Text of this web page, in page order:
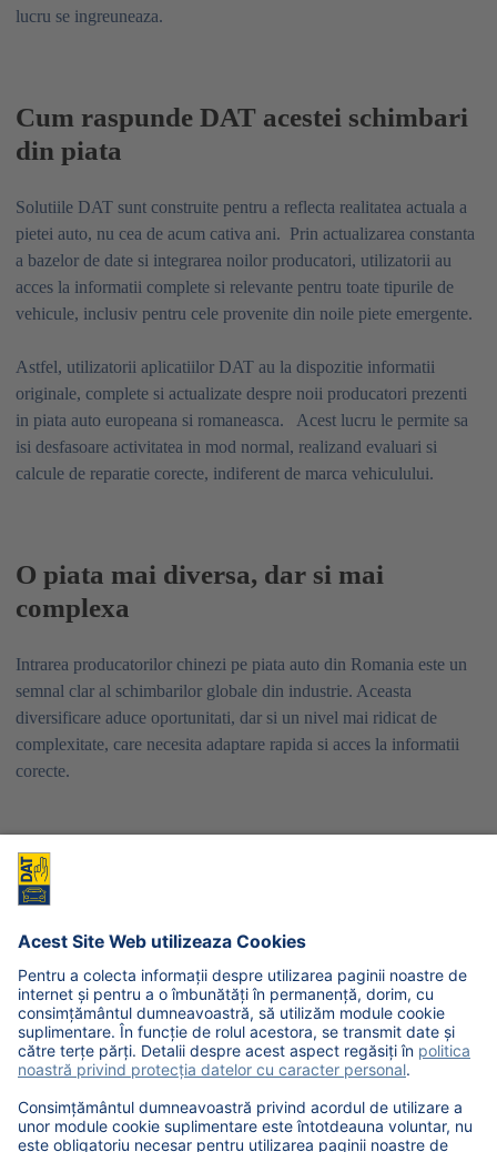
lucru se ingreuneaza.
Cum raspunde DAT acestei schimbari
din piata
Solutiile DAT sunt construite pentru a reflecta realitatea actuala a
pietei auto, nu cea de acum cativa ani. Prin actualizarea constanta
a bazelor de date si integrarea noilor producatori, utilizatorii au
acces la informatii complete si relevante pentru toate tipurile de
vehicule, inclusiv pentru cele provenite din noile piete emergente.
Astfel, utilizatorii aplicatiilor DAT au la dispozitie informatii
originale, complete si actualizate despre noii producatori prezenti
in piata auto europeana si romaneasca. Acest lucru le permite sa
isi desfasoare activitatea in mod normal, realizand evaluari si
calcule de reparatie corecte, indiferent de marca vehiculului.
O piata mai diversa, dar si mai
complexa
Intrarea producatorilor chinezi pe piata auto din Romania este un
semnal clar al schimbarilor globale din industrie. Aceasta
diversificare aduce oportunitati, dar si un nivel mai ridicat de
complexitate, care necesita adaptare rapida si acces la informatii
corecte.
Cum poti lucra eficient cu noii producatori
din piata
Intr-un context in care apar constant marci si modele noi, utilizarea
unor solutii care ofera acces la date actualizate devine esentiala.
Solutiile DAT permit evaluarea si calculul costurilor de reparatie
pentru o gama extinsa de producatori, inclusiv pentru noile marci
chinezesti prezente in piata.
Afla mai multe despre solutiile DAT:
https://www.datgroup.com/ro-ro/produse/calculatii-costuri-de-